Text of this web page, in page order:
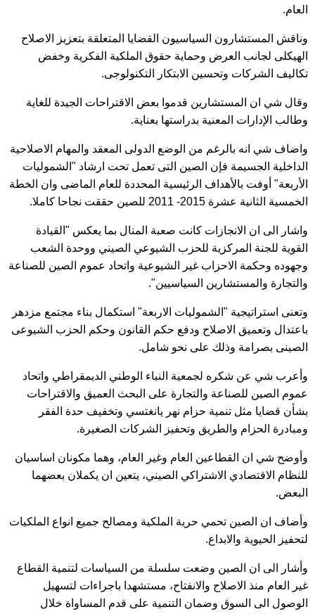
العام.
وناقش المستشارون السياسيون القضايا المتعلقة بتعزيز الاصلاح
الهيكلى لجانب العرض وحماية حقوق الملكية الفكرية وخفض
تكاليف الشركات وتحسين الابتكار التكنولوجى.
وقال شي ان المستشارين قدموا بعض الاقتراحات الجيدة للغاية
وطالب الإدارات المعنية بدراستها بعناية.
واضاف شي انه بالرغم من الوضع الدولى المعقد والمهام الاصلاحية
الداخلية الجسيمة فإن الصين التى تعمل تحت ارشاد "الشموليات
الأربعة" أوفت بالأهداف الرئيسية المحددة للعام الماضى وان الخطة
الخمسية الثانية عشرة 2015- 2011 للصين حققت نجاحا كاملا.
واشار الى ان الانجازات كانت صعبة المنال بما يعكس "القيادة
القوية للجنة المركزية للحزب الشيوعي الصيني ووحدة الشعب
وجهوده وحكمة الاحزاب غير الشيوعية واتحاد عموم الصين للصناعة
والتجارة والمستشارين السياسيين".
وتعنى استراتيجية "الشموليات الاربعة" استكمال بناء مجتمع مزدهر
باعتدال وتعميق الاصلاح ودفع حكم القانون وحكم الحزب الشيوعى
الصينى بصرامة وذلك على نحو شامل.
وأعرب شي عن شكره لجمعية النباء الوطني الديمقراطي واتحاد
عموم الصين للصناعة والتجارة على البحث العميق والاقتراحات
بشأن قضايا مثل تنمية حزام نهر يانغتسي وتخفيف حدة الفقر
ومبادرة الحزام والطريق وتحفيز الشركات الصغيرة.
وأوضح شي ان القطاعين العام وغير العام، وهما مكونان اساسيان
للنظام الاقتصادي الاشتراكي الصيني، يتعين ان يكملان بعضهما
البعض.
وأضاف ان الصين تحمي حرية الملكية ومصالح جميع انواع الملكيات
لتحفيز الحيوية والابداع.
وأشار الى ان الصين وضعت سلسلة من السياسات لتنمية القطاع
غير العام منذ الاصلاح والانفتاح، مستشهدا باجراءات لتسهيل
الوصول الى السوق وضمان التنمية على قدم المساواة خلال